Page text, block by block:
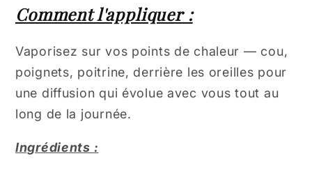
Comment l'appliquer :
Vaporisez sur vos points de chaleur — cou,
poignets, poitrine, derrière les oreilles pour
une diffusion qui évolue avec vous tout au
long de la journée.
Ingrédients :